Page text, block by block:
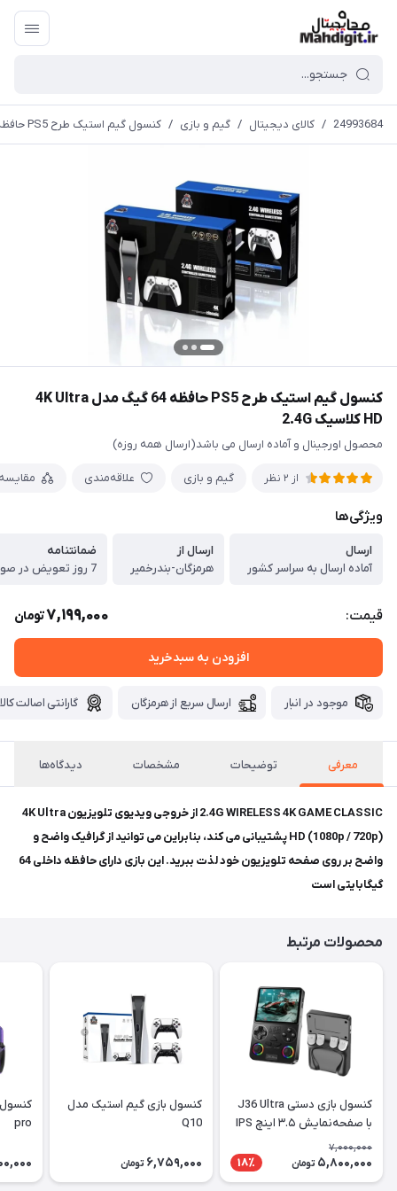
24993684
/ کالای دیجیتال / گیم و بازی / کنسول گیم استیک طرح PS5 حافظه 64 گیگ مدل 4K Ultra HD کلاسیک 2.4G
کنسول گیم استیک طرح PS5 حافظه 64 گیگ مدل 4K Ultra
HD کلاسیک 2.4G
محصول اورجینال و آماده ارسال می باشد(ارسال همه روزه)
از 2 نظر گیم و بازی علاقه‌مندی
ویژگی‌ها
ارسال
آماده ارسال به سراسر کشور
ارسال از
هرمزگان-بندرخمیر
ضمانتنامه
7 روز تعویض در صورت ایراد
قیمت: 7,199,000تومان
افزودن به سبدخرید
موجود در انبار ارسال سریع از هرمزگان گارانتی اصالت کالا
معرفی توضیحات مشخصات دیدگاه‌ها
2.4G WIRELESS 4K GAME CLASSIC از خروجی ویدیوی تلویزیون 4K Ultra
HD (1080p / 720p) پشتیبانی می کند، بنابراین می توانید از گرافیک واضح و
واضح بر روی صفحه تلویزیون خود لذت ببرید. این بازی دارای حافظه داخلی 64
گیگابایتی است
محصولات مرتبط
کنسول بازی دستی J36 Ultra
با صفحه‌نمایش ۳.۵ اینچ IPS
7,000,000
5,800,000 تومان 18٪
کنسول بازی گیم استیک مدل
Q10
6,759,000 تومان
pro